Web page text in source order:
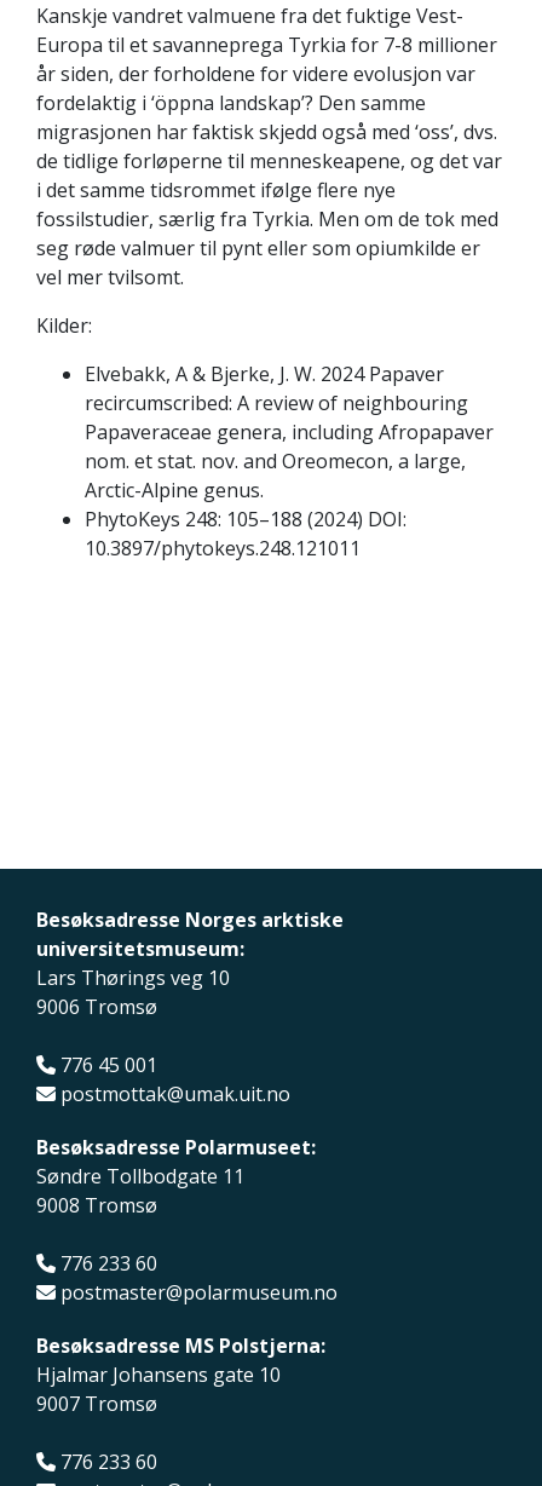
Kanskje vandret valmuene fra det fuktige Vest-
Europa til et savanneprega Tyrkia for 7-8 millioner
år siden, der forholdene for videre evolusjon var
fordelaktig i ‘öppna landskap’? Den samme
migrasjonen har faktisk skjedd også med ‘oss’, dvs.
de tidlige forløperne til menneskeapene, og det var
i det samme tidsrommet ifølge flere nye
fossilstudier, særlig fra Tyrkia. Men om de tok med
seg røde valmuer til pynt eller som opiumkilde er
vel mer tvilsomt.
Kilder:
Elvebakk, A & Bjerke, J. W. 2024 Papaver
recircumscribed: A review of neighbouring
Papaveraceae genera, including Afropapaver
nom. et stat. nov. and Oreomecon, a large,
Arctic-Alpine genus.
PhytoKeys 248: 105–188 (2024) DOI:
10.3897/phytokeys.248.121011
Besøksadresse Norges arktiske
universitetsmuseum:
Lars Thørings veg 10
9006 Tromsø
776 45 001
postmottak@umak.uit.no
Besøksadresse Polarmuseet:
Søndre Tollbodgate 11
9008 Tromsø
776 233 60
postmaster@polarmuseum.no
Besøksadresse MS Polstjerna:
Hjalmar Johansens gate 10
9007 Tromsø
776 233 60